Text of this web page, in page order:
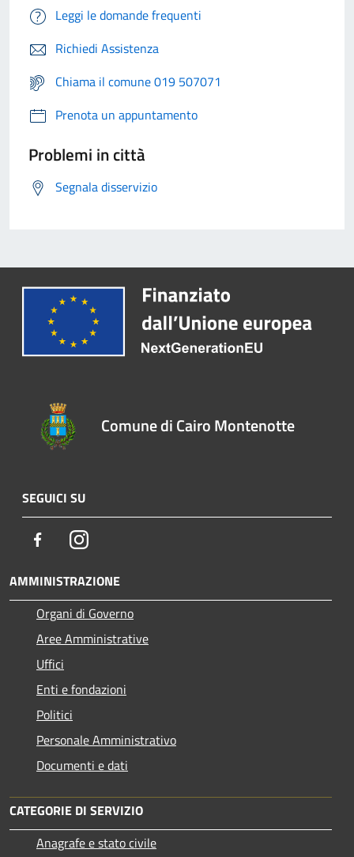
Leggi le domande frequenti
Richiedi Assistenza
Chiama il comune 019 507071
Prenota un appuntamento
Problemi in città
Segnala disservizio
Comune di Cairo Montenotte
SEGUICI SU
FacebookInstagram
AMMINISTRAZIONE
Organi di Governo
Aree Amministrative
Uffici
Enti e fondazioni
Politici
Personale Amministrativo
Documenti e dati
CATEGORIE DI SERVIZIO
Anagrafe e stato civile